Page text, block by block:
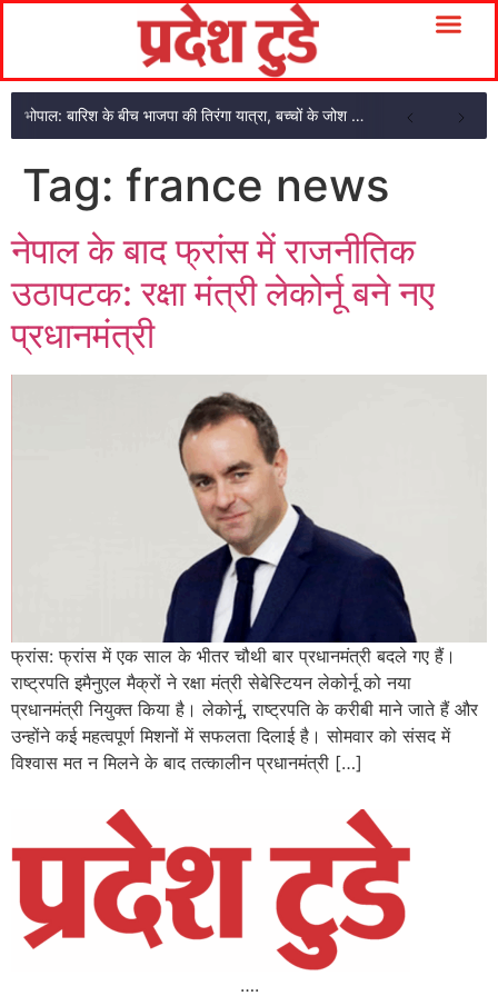
भोपाल: बारिश के बीच भाजपा की तिरंगा यात्रा, बच्चों के जोश से गूंजा भोपाल
Tag: france news
नेपाल के बाद फ्रांस में राजनीतिक
उठापटक: रक्षा मंत्री लेकोर्नू बने नए
प्रधानमंत्री
फ्रांस: फ्रांस में एक साल के भीतर चौथी बार प्रधानमंत्री बदले गए हैं।
राष्ट्रपति इमैनुएल मैक्रों ने रक्षा मंत्री सेबेस्टियन लेकोर्नू को नया
प्रधानमंत्री नियुक्त किया है। लेकोर्नू, राष्ट्रपति के करीबी माने जाते हैं और
उन्होंने कई महत्वपूर्ण मिशनों में सफलता दिलाई है। सोमवार को संसद में
विश्वास मत न मिलने के बाद तत्कालीन प्रधानमंत्री […]
….